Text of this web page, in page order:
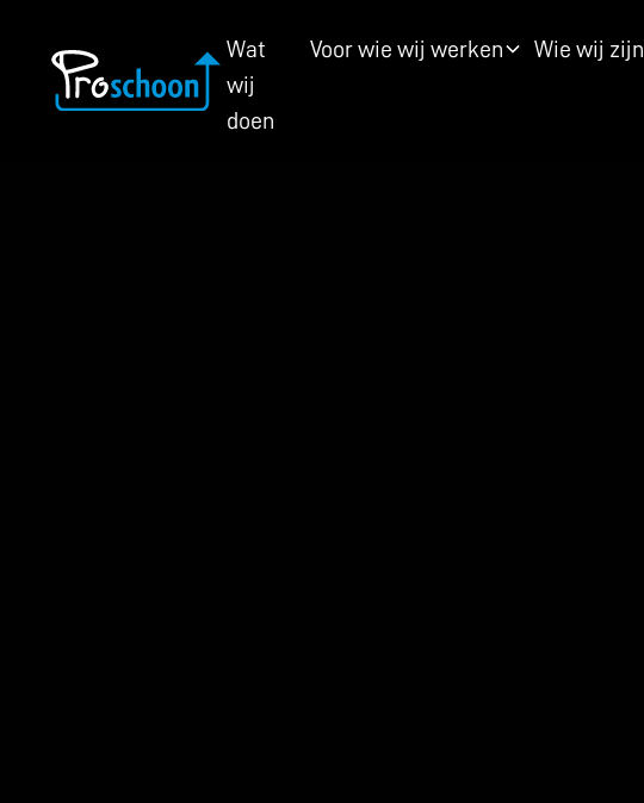
Wat
wij
doen
Voor wie wij werken Wie wij zijn